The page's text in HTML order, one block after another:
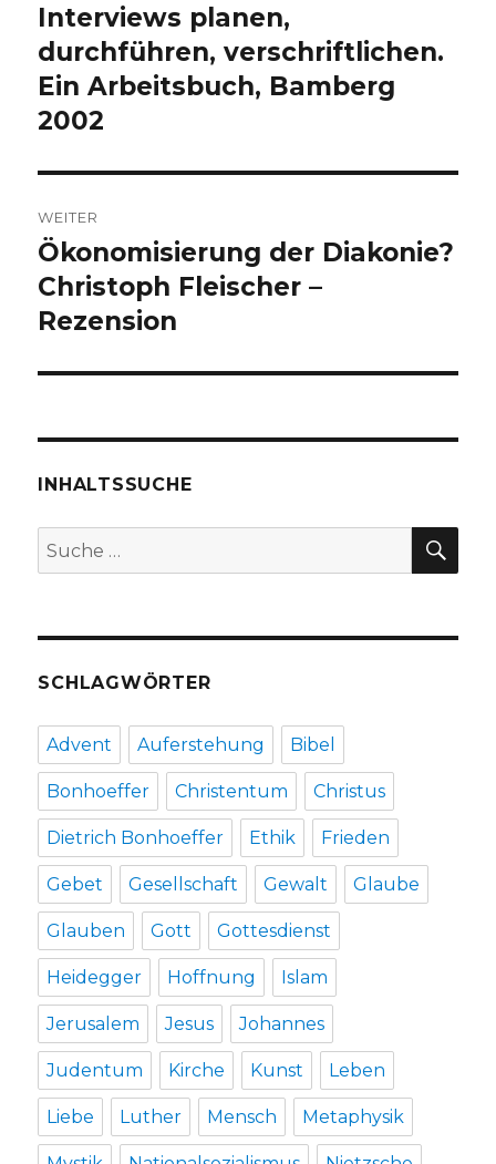
Interviews planen,
durchführen, verschriftlichen.
Ein Arbeitsbuch, Bamberg
2002
WEITER
Nächster
Beitrag:
Ökonomisierung der Diakonie?
Christoph Fleischer –
Rezension
INHALTSSUCHE
Suche
nach:
SCHLAGWÖRTER
Advent Auferstehung Bibel
Bonhoeffer Christentum Christus
Dietrich Bonhoeffer Ethik Frieden
Gebet Gesellschaft Gewalt Glaube
Glauben Gott Gottesdienst
Heidegger Hoffnung Islam
Jerusalem Jesus Johannes
Judentum Kirche Kunst Leben
Liebe Luther Mensch Metaphysik